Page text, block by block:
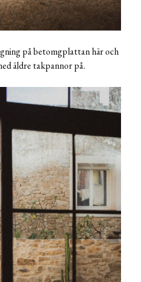
på betomgplattan här och
äldre takpannor på.